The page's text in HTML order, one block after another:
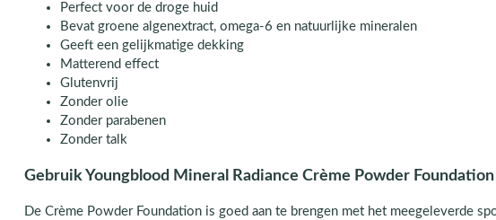
Perfect voor de droge huid
Bevat groene algenextract, omega-6 en natuurlijke mineralen
Geeft een gelijkmatige dekking
Matterend effect
Glutenvrij
Zonder olie
Zonder parabenen
Zonder talk
Gebruik Youngblood Mineral Radiance Crème Powder Foundation
De Crème Powder Foundation is goed aan te brengen met het meegeleverde